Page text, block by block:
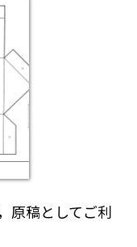
原稿としてご利